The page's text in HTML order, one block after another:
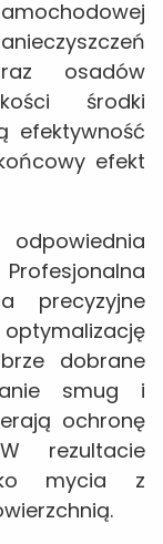
osadów
środki
efektywność
efekt
precyzyjne
optymalizację
dobrane
smug i
ochronę
rezultacie
mycia z